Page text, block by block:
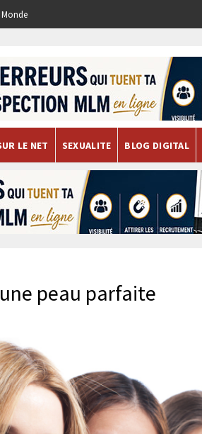
LE NET SEXUALITE BLOG DIGITAL
peau parfaite